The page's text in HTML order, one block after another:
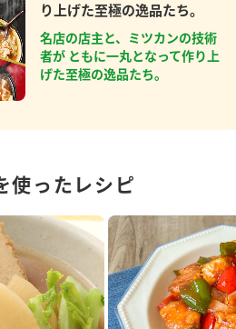
り上げた至極の逸品たち。
名店の店主と、ミツカンの技術
者が ともに一丸となって作り上
げた至極の逸品たち。
使ったレシピ